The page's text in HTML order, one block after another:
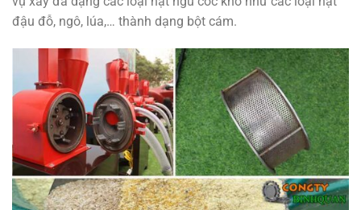
đậu đỗ, ngô, lúa,… thành dạng bột cám.